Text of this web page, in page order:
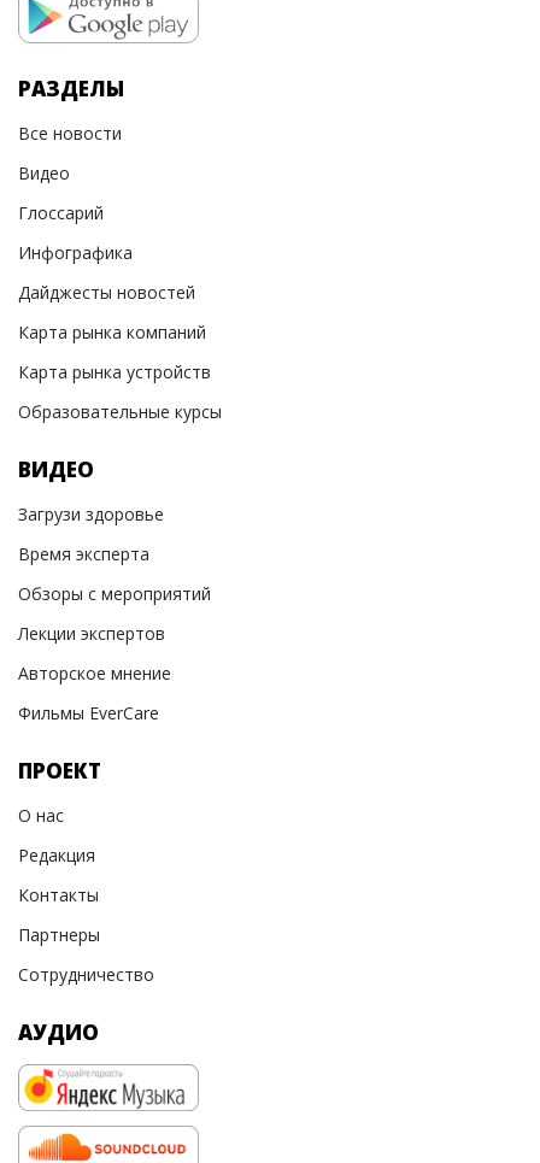
РАЗДЕЛЫ
Все новости
Видео
Глоссарий
Инфографика
Дайджесты новостей
Карта рынка компаний
Карта рынка устройств
Образовательные курсы
ВИДЕО
Загрузи здоровье
Время эксперта
Обзоры с мероприятий
Лекции экспертов
Авторское мнение
Фильмы EverCare
ПРОЕКТ
О нас
Редакция
Контакты
Партнеры
Сотрудничество
АУДИО